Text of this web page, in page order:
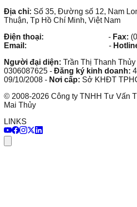
Địa chỉ: Số 35, Đường số 12, Nam
Thuận, Tp Hồ Chí Minh, Việt Nam
Điện thoại:
- Fax:
Email:
-
Người đại diện: Trần Thị Thanh Thủy
0306087625 - Đăng ký kinh doanh:
09/10/2008 - Nơi cấp: Sở KHĐT
© 2008-2026 Công ty TNHH Tư Vấn
Mai Thủy
LINKS